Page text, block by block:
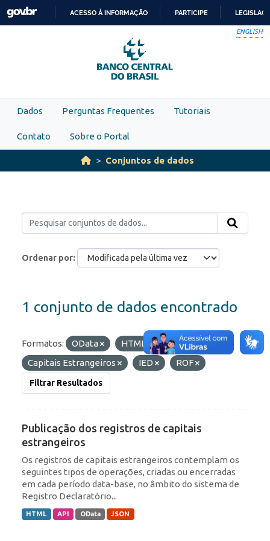
Skip to main content
PARA
O
CONTEÚDO
ACESSO À INFORMAÇÃO PARTICIPE
ENGLISH
Dados Perguntas Frequentes Tutoriais
Contato Sobre o Portal
Conjuntos de dados
Ordenar por
1 conjunto de dados encontrado
Formatos: OData HTML
Etiquetas:
Capitais Estrangeiros
IED ROF
Filtrar Resultados
Publicação dos registros de capitais
estrangeiros
Os registros de capitais estrangeiros contemplam os
seguintes tipos de operações, criadas ou encerradas
em cada período data-base, no âmbito do sistema de
Registro Declaratório...
HTML API OData JSON